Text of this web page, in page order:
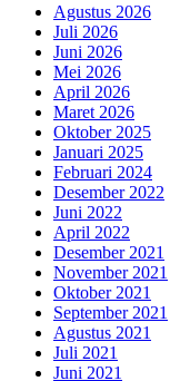
Agustus 2026
Juli 2026
Juni 2026
Mei 2026
April 2026
Maret 2026
Oktober 2025
Januari 2025
Februari 2024
Desember 2022
Juni 2022
April 2022
Desember 2021
November 2021
Oktober 2021
September 2021
Agustus 2021
Juli 2021
Juni 2021